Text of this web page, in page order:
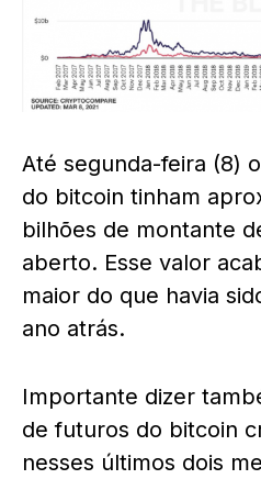
Até segunda-feira (8)
do bitcoin tinham
bilhões de montante
aberto. Esse valor
maior do que havia
ano atrás.
Importante dizer
de futuros do bitcoin
nesses últimos dois